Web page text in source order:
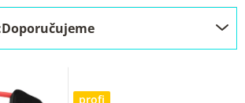
Doporučujeme
profi